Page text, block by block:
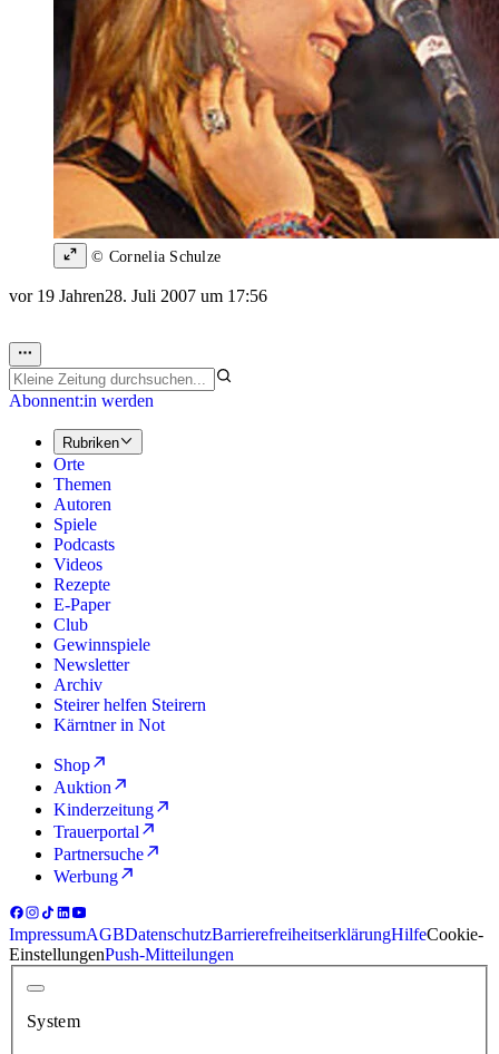
© Cornelia Schulze
vor 19 Jahren28. Juli 2007 um 17:56
Abonnent:in werden
Rubriken
Orte
Themen
Autoren
Spiele
Podcasts
Videos
Rezepte
E-Paper
Club
Gewinnspiele
Newsletter
Archiv
Steirer helfen Steirern
Kärntner in Not
Shop
Auktion
Kinderzeitung
Trauerportal
Partnersuche
Werbung
ImpressumAGBDatenschutzBarrierefreiheitserklärungHilfeCookie-
EinstellungenPush-Mitteilungen
System